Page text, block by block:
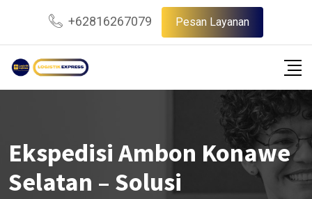
content
+62816267079 Pesan Layanan
Ekspedisi Ambon Konawe
Selatan – Solusi